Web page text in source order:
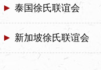
泰国徐氏联谊会
新加坡徐氏联谊会